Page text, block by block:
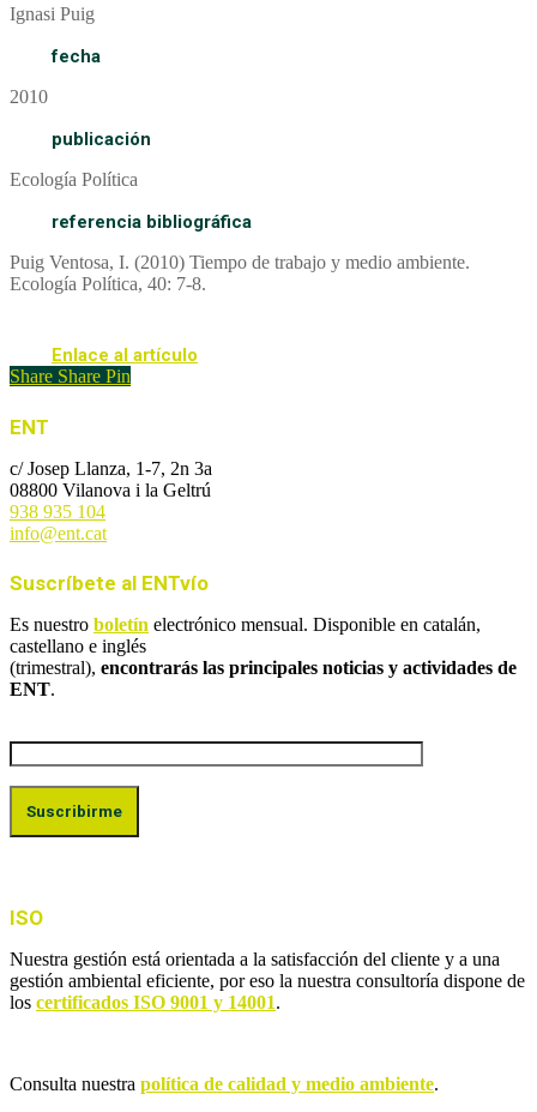
Ignasi Puig
fecha
2010
publicación
Ecología Política
referencia bibliográfica
Puig Ventosa, I. (2010) Tiempo de trabajo y medio ambiente.
Ecología Política, 40: 7-8.
Enlace al artículo
Share Share Pin
ENT
c/ Josep Llanza, 1-7, 2n 3a
08800 Vilanova i la Geltrú
938 935 104
info@ent.cat
Suscríbete al ENTvío
Es nuestro boletín electrónico mensual. Disponible en catalán,
castellano e inglés
(trimestral), encontrarás las principales noticias y actividades de
ENT.
ISO
Nuestra gestión está orientada a la satisfacción del cliente y a una
gestión ambiental eficiente, por eso la nuestra consultoría dispone de
los certificados ISO 9001 y 14001.
Consulta nuestra política de calidad y medio ambiente.